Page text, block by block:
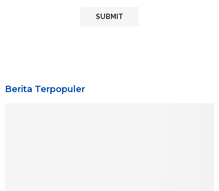
Berita Terpopuler